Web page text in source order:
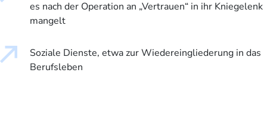
es nach der Operation an „Vertrauen“ in ihr Kniegelenk
mangelt
Soziale Dienste, etwa zur Wiedereingliederung in das
Berufsleben